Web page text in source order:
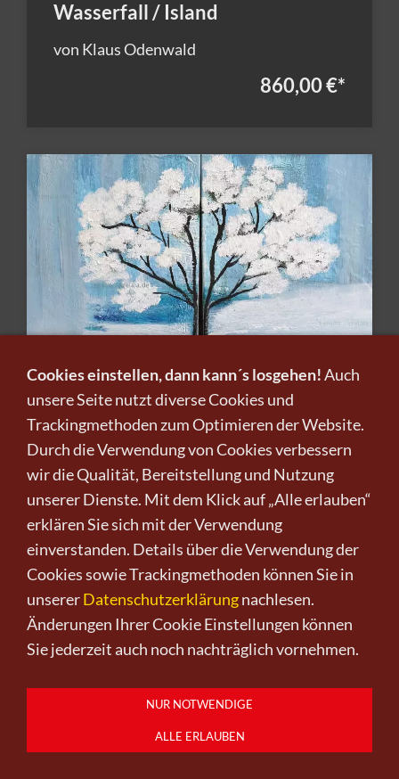
Wasserfall / Island
von Klaus Odenwald
860,00 €*
Lebensbaum II (Diptychon)
von LemAn
150,00 €
Cookies einstellen, dann kann´s losgehen!Auch
unsere Seite nutzt diverse Cookies und
Trackingmethoden zum Optimieren der Website.
Durch die Verwendung von Cookies verbessern
wir die Qualität, Bereitstellung und Nutzung
unserer Dienste. Mit dem Klick auf „Alle erlauben“
erklären Sie sich mit der Verwendung
einverstanden. Details über die Verwendung der
Cookies sowie Trackingmethoden können Sie in
unsererDatenschutzerklärungnachlesen.
Änderungen Ihrer Cookie Einstellungen können
Sie jederzeit auch noch nachträglich vornehmen.
NUR NOTWENDIGE
ALLE ERLAUBEN